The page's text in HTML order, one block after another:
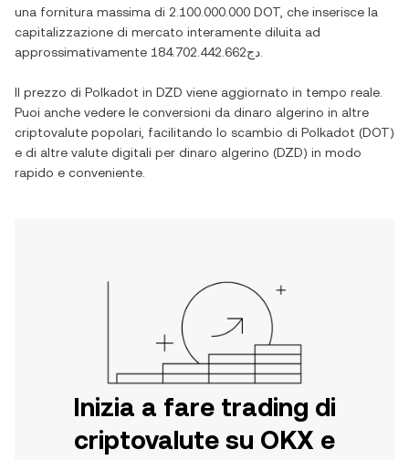
una fornitura massima di 2.100.000.000 DOT , che inserisce la
capitalizzazione di mercato interamente diluita ad
approssimativamente
دج184.702.442.662
Il prezzo di Polkadot in DZD viene aggiornato in tempo reale.
Puoi anche vedere le conversioni da dinaro algerino in altre
criptovalute popolari, facilitando lo scambio di Polkadot (DOT)
e di altre valute digitali per dinaro algerino (DZD) in modo
rapido e conveniente.
Inizia a fare trading di
criptovalute su OKX e